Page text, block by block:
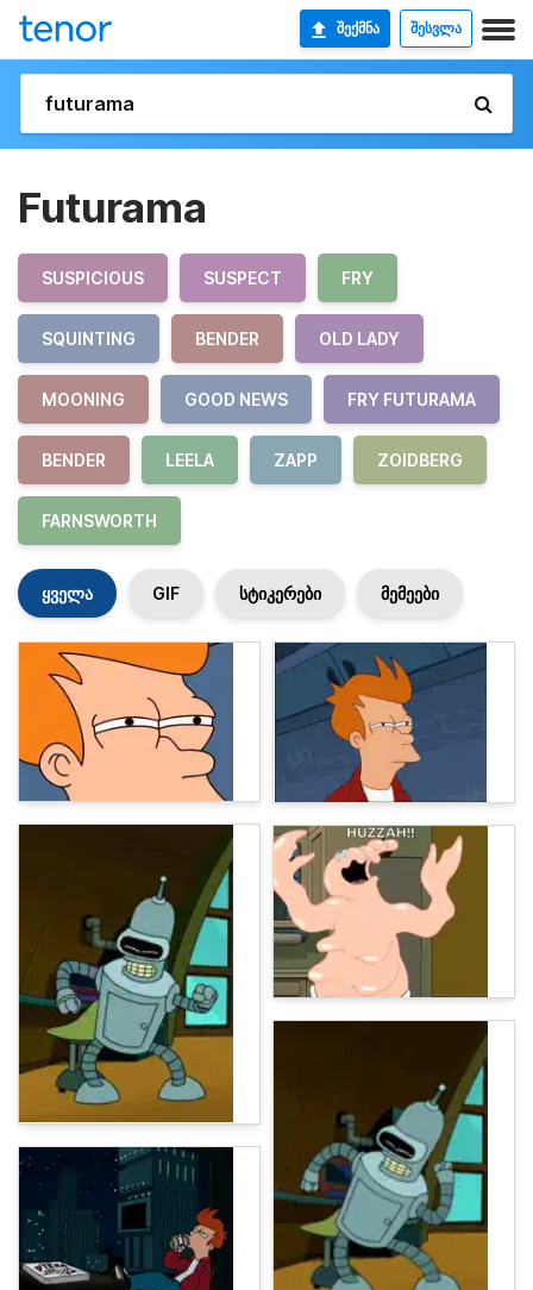
ᲨᲔᲥᲛᲜᲐ ᲨᲔᲡᲕᲚᲐ
Futurama
SUSPICIOUS SUSPECT FRY
SQUINTING BENDER OLD LADY
MOONING GOOD NEWS FRY FUTURAMA
BENDER LEELA ZAPP ZOIDBERG
FARNSWORTH
ყველა GIF სტიკერები მემეები